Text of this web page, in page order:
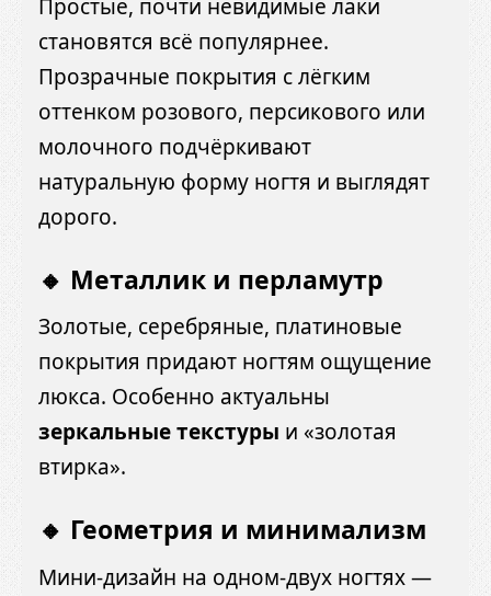
Простые, почти невидимые лаки
становятся всё популярнее.
Прозрачные покрытия с лёгким
оттенком розового, персикового или
молочного подчёркивают
натуральную форму ногтя и выглядят
дорого.
🔸 Металлик и перламутр
Золотые, серебряные, платиновые
покрытия придают ногтям ощущение
люкса. Особенно актуальны
зеркальные текстуры и «золотая
втирка».
🔸 Геометрия и минимализм
Мини-дизайн на одном-двух ногтях —